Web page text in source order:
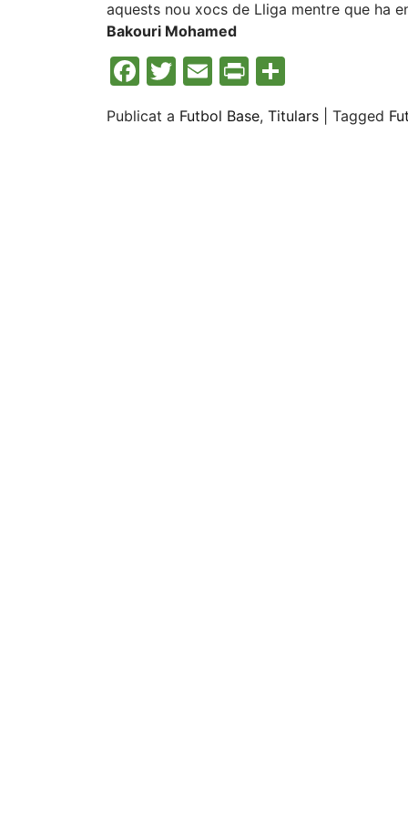
aquests nou xocs de Lliga mentre que ha
Bakouri Mohamed
Facebook
Twitter
Email
Print
Publicat a Futbol Base, Titulars Tagged